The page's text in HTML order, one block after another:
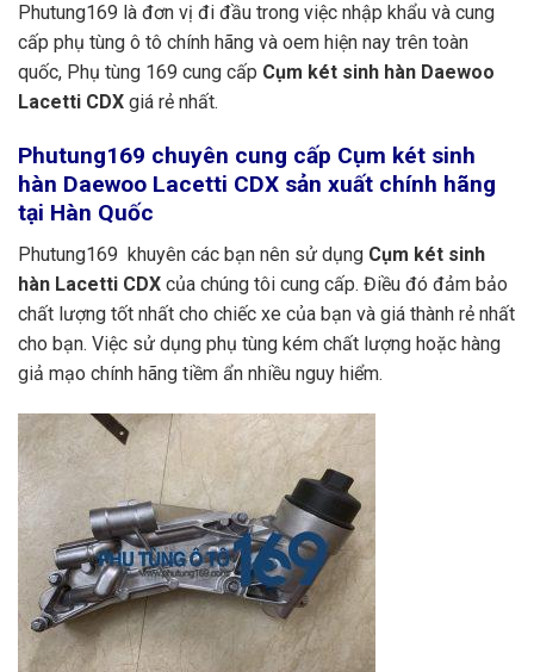
Phutung169 là đơn vị đi đầu trong việc nhập khẩu và cung
cấp phụ tùng ô tô chính hãng và oem hiện nay trên toàn
quốc, Phụ tùng 169 cung cấp Cụm két sinh hàn Daewoo
Lacetti CDX giá rẻ nhất.
Phutung169 chuyên cung cấp Cụm két sinh
hàn Daewoo Lacetti CDX sản xuất chính hãng
tại Hàn Quốc
Phutung169 khuyên các bạn nên sử dụng Cụm két sinh
hàn Lacetti CDX của chúng tôi cung cấp. Điều đó đảm bảo
chất lượng tốt nhất cho chiếc xe của bạn và giá thành rẻ nhất
cho bạn. Việc sử dụng phụ tùng kém chất lượng hoặc hàng
giả mạo chính hãng tiềm ẩn nhiều nguy hiểm.